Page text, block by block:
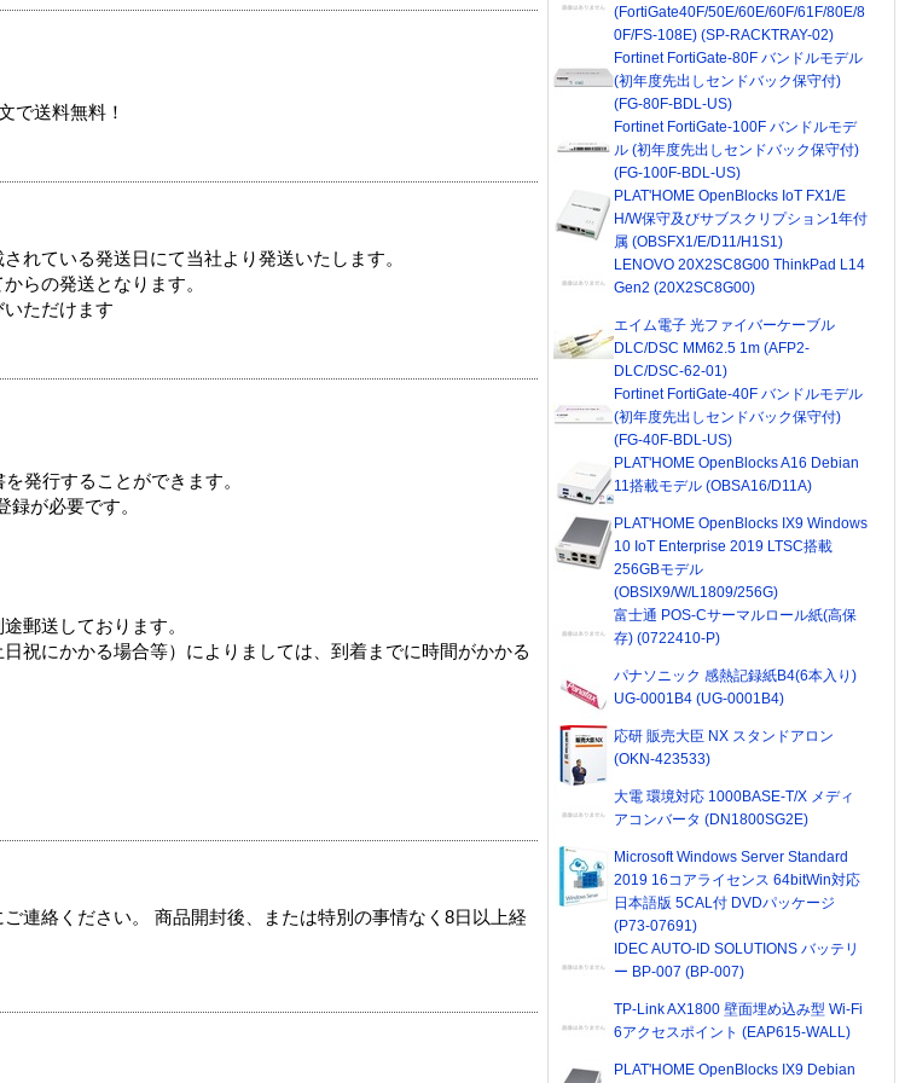
で送料無料！
れている発送日にて当社より発送いたします。
らの発送となります。
ただけます
発行することができます。
が必要です。
郵送しております。
祝にかかる場合等）によりましては、到着までに時間がかかる
連絡ください。 商品開封後、または特別の事情なく8日以上経
(FortiGate40F/50E/60E/60F/61F/80E/8
0F/FS-108E) (SP-RACKTRAY-02)
Fortinet FortiGate-80F バンドルモデル
(初年度先出しセンドバック保守付)
(FG-80F-BDL-US)
Fortinet FortiGate-100F バンドルモデ
ル (初年度先出しセンドバック保守付)
(FG-100F-BDL-US)
PLAT'HOME OpenBlocks IoT FX1/E
H/W保守及びサブスクリプション1年付
属 (OBSFX1/E/D11/H1S1)
LENOVO 20X2SC8G00 ThinkPad L14
Gen2 (20X2SC8G00)
エイム電子 光ファイバーケーブル
DLC/DSC MM62.5 1m (AFP2-
DLC/DSC-62-01)
Fortinet FortiGate-40F バンドルモデル
(初年度先出しセンドバック保守付)
(FG-40F-BDL-US)
PLAT'HOME OpenBlocks A16 Debian
11搭載モデル (OBSA16/D11A)
PLAT'HOME OpenBlocks IX9 Windows
10 IoT Enterprise 2019 LTSC搭載
256GBモデル
(OBSIX9/W/L1809/256G)
富士通 POS-Cサーマルロール紙(高保
存) (0722410-P)
パナソニック 感熱記録紙B4(6本入り)
UG-0001B4 (UG-0001B4)
応研 販売大臣 NX スタンドアロン
(OKN-423533)
大電 環境対応 1000BASE-T/X メディ
アコンバータ (DN1800SG2E)
Microsoft Windows Server Standard
2019 16コアライセンス 64bitWin対応
日本語版 5CAL付 DVDパッケージ
(P73-07691)
IDEC AUTO-ID SOLUTIONS バッテリ
ー BP-007 (BP-007)
TP-Link AX1800 壁面埋め込み型 Wi-Fi
6アクセスポイント (EAP615-WALL)
PLAT'HOME OpenBlocks IX9 Debian